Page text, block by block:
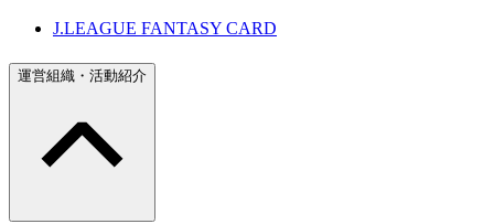
J.LEAGUE FANTASY CARD
運営組織・活動紹介